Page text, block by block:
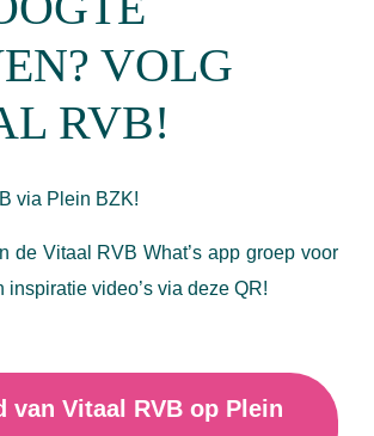
VOLG
RVB!
via Plein BZK!
de Vitaal RVB What’s app groep voor
inspiratie video’s via deze QR!
van Vitaal RVB op Plein